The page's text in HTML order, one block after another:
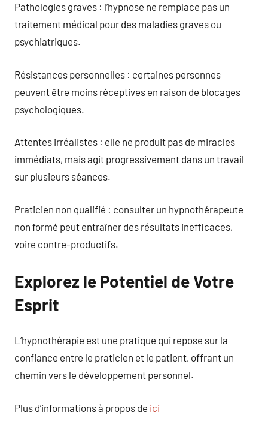
Pathologies graves : l’hypnose ne remplace pas un
traitement médical pour des maladies graves ou
psychiatriques.
Résistances personnelles : certaines personnes
peuvent être moins réceptives en raison de blocages
psychologiques.
Attentes irréalistes : elle ne produit pas de miracles
immédiats, mais agit progressivement dans un travail
sur plusieurs séances.
Praticien non qualifié : consulter un hypnothérapeute
non formé peut entraîner des résultats inefficaces,
voire contre-productifs.
Explorez le Potentiel de Votre
Esprit
L’hypnothérapie est une pratique qui repose sur la
confiance entre le praticien et le patient, offrant un
chemin vers le développement personnel.
Plus d’informations à propos de ici